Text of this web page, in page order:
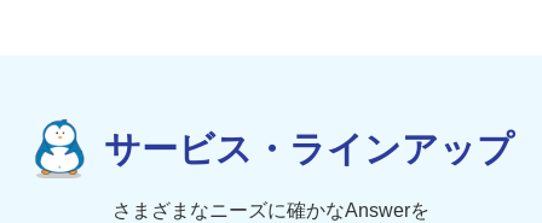
サービス・ラインアップ
さまざまなニーズに確かなAnswerを